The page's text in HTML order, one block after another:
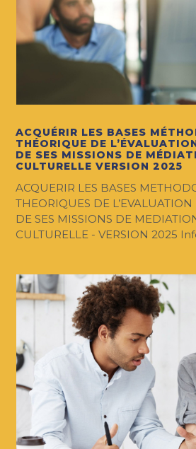
ACQUÉRIR LES BASES
THÉORIQUE DE
DE SES MISSIONS DE
CULTURELLE VERSION 2025
ACQUERIR LES BASES
THEORIQUES DE
DE SES MISSIONS DE
CULTURELLE - VERSION 2025